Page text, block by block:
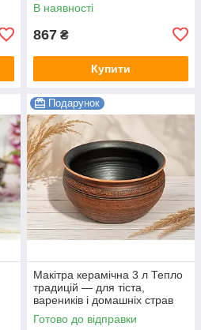
В наявності
867 ₴
Купити
Подарунок
Макітра керамічна 3 л Тепло
традицій — для тіста,
вареників і домашніх страв
Готово до відправки